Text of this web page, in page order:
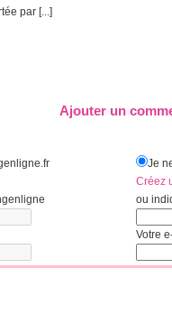
par [...]
Ajouter un
Je
Créez
ou
Votre